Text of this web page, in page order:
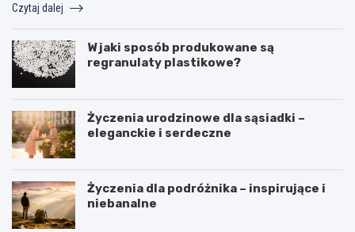
Czytaj dalej
W jaki sposób produkowane są
regranulaty plastikowe?
Życzenia urodzinowe dla sąsiadki –
eleganckie i serdeczne
Życzenia dla podróżnika – inspirujące i
niebanalne